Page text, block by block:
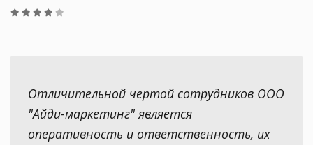
Отличительной чертой сотрудников ООО
"Айди-маркетинг" является
оперативность и ответственность, их